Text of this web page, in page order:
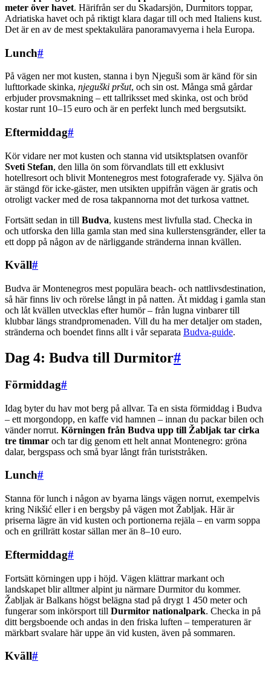
meter över havet. Härifrån ser du Skadarsjön, Durmitors toppar,
Adriatiska havet och på riktigt klara dagar till och med Italiens kust.
Det är en av de mest spektakulära panoramavyerna i hela Europa.
Lunch#
På vägen ner mot kusten, stanna i byn Njeguši som är känd för sin
lufttorkade skinka, njeguški pršut, och sin ost. Många små gårdar
erbjuder provsmakning – ett tallriksset med skinka, ost och bröd
kostar runt 10–15 euro och är en perfekt lunch med bergsutsikt.
Eftermiddag#
Kör vidare ner mot kusten och stanna vid utsiktsplatsen ovanför
Sveti Stefan, den lilla ön som förvandlats till ett exklusivt
hotellresort och blivit Montenegros mest fotograferade vy. Själva ön
är stängd för icke-gäster, men utsikten uppifrån vägen är gratis och
otroligt vacker med de rosa takpannorna mot det turkosa vattnet.
Fortsätt sedan in till Budva, kustens mest livfulla stad. Checka in
och utforska den lilla gamla stan med sina kullerstensgränder, eller ta
ett dopp på någon av de närliggande stränderna innan kvällen.
Kväll#
Budva är Montenegros mest populära beach- och nattlivsdestination,
så här finns liv och rörelse långt in på natten. Ät middag i gamla stan
och låt kvällen utvecklas efter humör – från lugna vinbarer till
klubbar längs strandpromenaden. Vill du ha mer detaljer om staden,
stränderna och boendet finns allt i vår separata Budva-guide.
Dag 4: Budva till Durmitor#
Förmiddag#
Idag byter du hav mot berg på allvar. Ta en sista förmiddag i Budva
– ett morgondopp, en kaffe vid hamnen – innan du packar bilen och
vänder norrut. Körningen från Budva upp till Žabljak tar cirka
tre timmar och tar dig genom ett helt annat Montenegro: gröna
dalar, bergspass och små byar långt från turiststråken.
Lunch#
Stanna för lunch i någon av byarna längs vägen norrut, exempelvis
kring Nikšić eller i en bergsby på vägen mot Žabljak. Här är
priserna lägre än vid kusten och portionerna rejäla – en varm soppa
och en grillrätt kostar sällan mer än 8–10 euro.
Eftermiddag#
Fortsätt körningen upp i höjd. Vägen klättrar markant och
landskapet blir alltmer alpint ju närmare Durmitor du kommer.
Žabljak är Balkans högst belägna stad på drygt 1 450 meter och
fungerar som inkörsport till Durmitor nationalpark. Checka in på
ditt bergsboende och andas in den friska luften – temperaturen är
märkbart svalare här uppe än vid kusten, även på sommaren.
Kväll#